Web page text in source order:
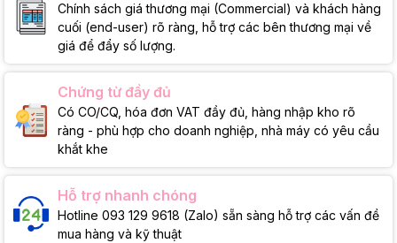
Chính sách giá thương mại (Commercial) và khách hàng
cuối (end-user) rõ ràng, hỗ trợ các bên thương mại về
giá để đẩy số lượng.
Chứng từ đầy đủ
Có CO/CQ, hóa đơn VAT đầy đủ, hàng nhập kho rõ
ràng - phù hợp cho doanh nghiệp, nhà máy có yêu cầu
khắt khe
Hỗ trợ nhanh chóng
Hotline 093 129 9618 (Zalo) sẵn sàng hỗ trợ các vấn đề
mua hàng và kỹ thuật